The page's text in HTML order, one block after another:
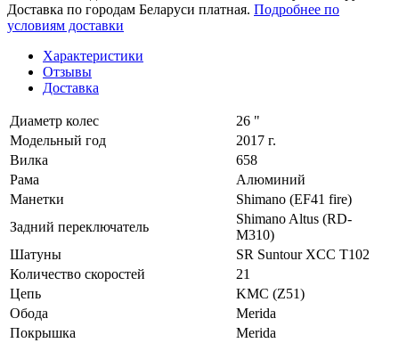
Доставка по городам Беларуси платная. Подробнее по
условиям доставки
Характеристики
Отзывы
Доставка
Диаметр колес
26 "
Модельный год
2017 г.
Вилка
658
Рама
Алюминий
Манетки
Shimano (EF41 fire)
Задний переключатель
Shimano Altus (RD-
M310)
Шатуны
SR Suntour XCC T102
Количество скоростей
21
Цепь
KMC (Z51)
Обода
Merida
Покрышка
Merida